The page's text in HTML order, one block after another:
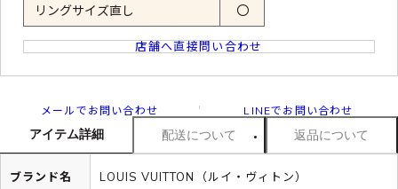
リングサイズ直し 〇
店舗へ直接問い合わせ
メールでお問い合わせ LINEでお問い合わせ
アイテム詳細 配送について 返品について
ブランド名 LOUIS VUITTON（ルイ・ヴィトン）